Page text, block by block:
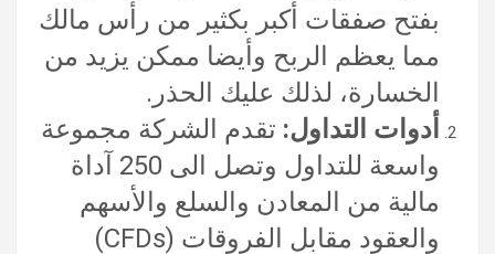
بفتح صفقات أكبر بكثير من رأس مالك
مما يعظم الربح وأيضا ممكن يزيد من
الخسارة، لذلك عليك الحذر.
أدوات التداول: تقدم الشركة مجموعة
واسعة للتداول وتصل الى 250 آداة
مالية من المعادن والسلع والأسهم
والعقود مقابل الفروقات (CFDs)